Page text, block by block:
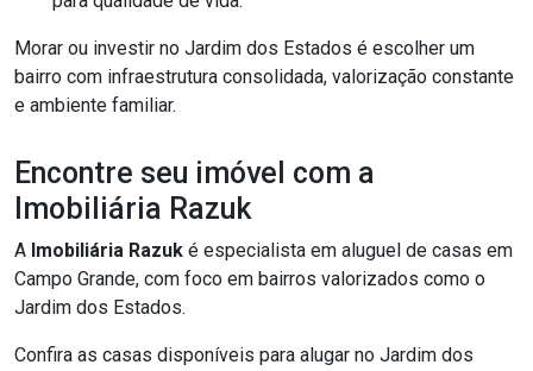
Morar ou investir no Jardim dos Estados é escolher um
bairro com infraestrutura consolidada, valorização constante
e ambiente familiar.
Encontre seu imóvel com a
Imobiliária Razuk
A Imobiliária Razuk é especialista em aluguel de casas em
Campo Grande, com foco em bairros valorizados como o
Jardim dos Estados.
Confira as casas disponíveis para alugar no Jardim dos